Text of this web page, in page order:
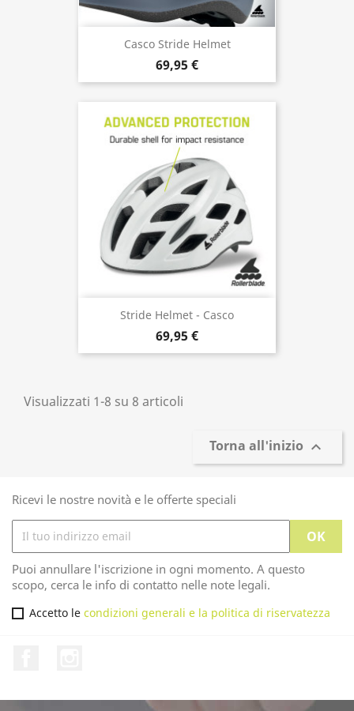
Casco Stride Helmet
69,95 €
Stride Helmet - Casco
69,95 €
Visualizzati 1-8 su 8 articoli
Torna all'inizio 
Ricevi le nostre novità e le offerte speciali
Puoi annullare l'iscrizione in ogni momento. A questo
scopo, cerca le info di contatto nelle note legali.
Accetto le condizioni generali e la politica di riservatezza